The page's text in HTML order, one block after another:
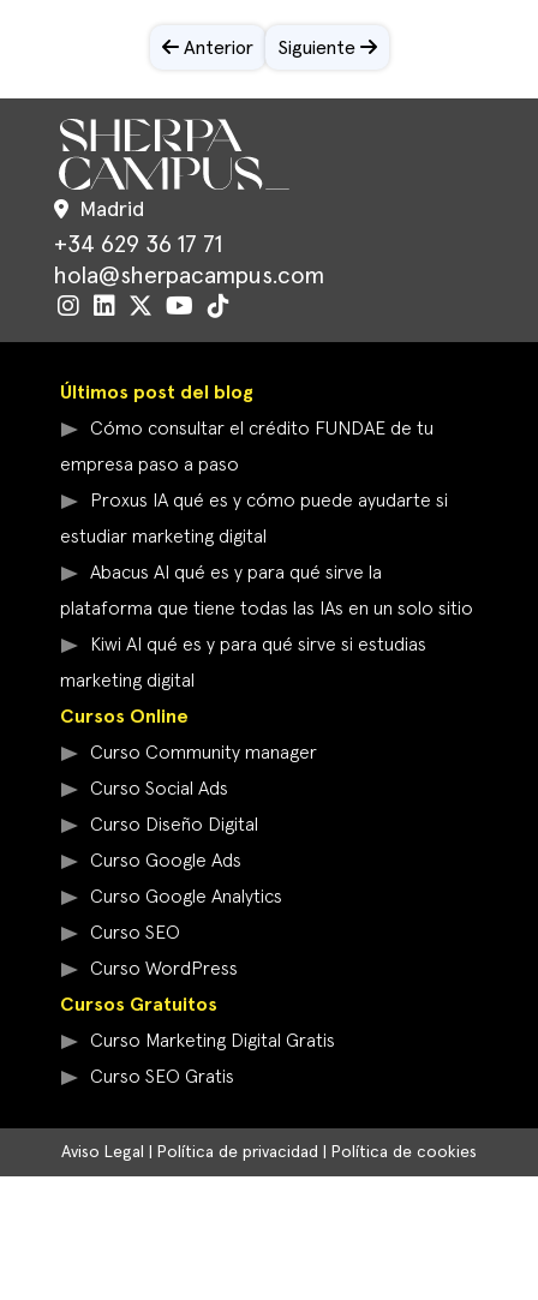
Anterior Siguiente
Madrid
+34 629 36 17 71
hola@sherpacampus.com
Últimos post del blog
Cómo consultar el crédito FUNDAE de tu
empresa paso a paso
Proxus IA qué es y cómo puede ayudarte si
estudiar marketing digital
Abacus AI qué es y para qué sirve la
plataforma que tiene todas las IAs en un solo sitio
Kiwi AI qué es y para qué sirve si estudias
marketing digital
Cursos Online
Curso Community manager
Curso Social Ads
Curso Diseño Digital
Curso Google Ads
Curso Google Analytics
Curso SEO
Curso WordPress
Cursos Gratuitos
Curso Marketing Digital Gratis
Curso SEO Gratis
Aviso Legal Política de privacidad Política de cookies